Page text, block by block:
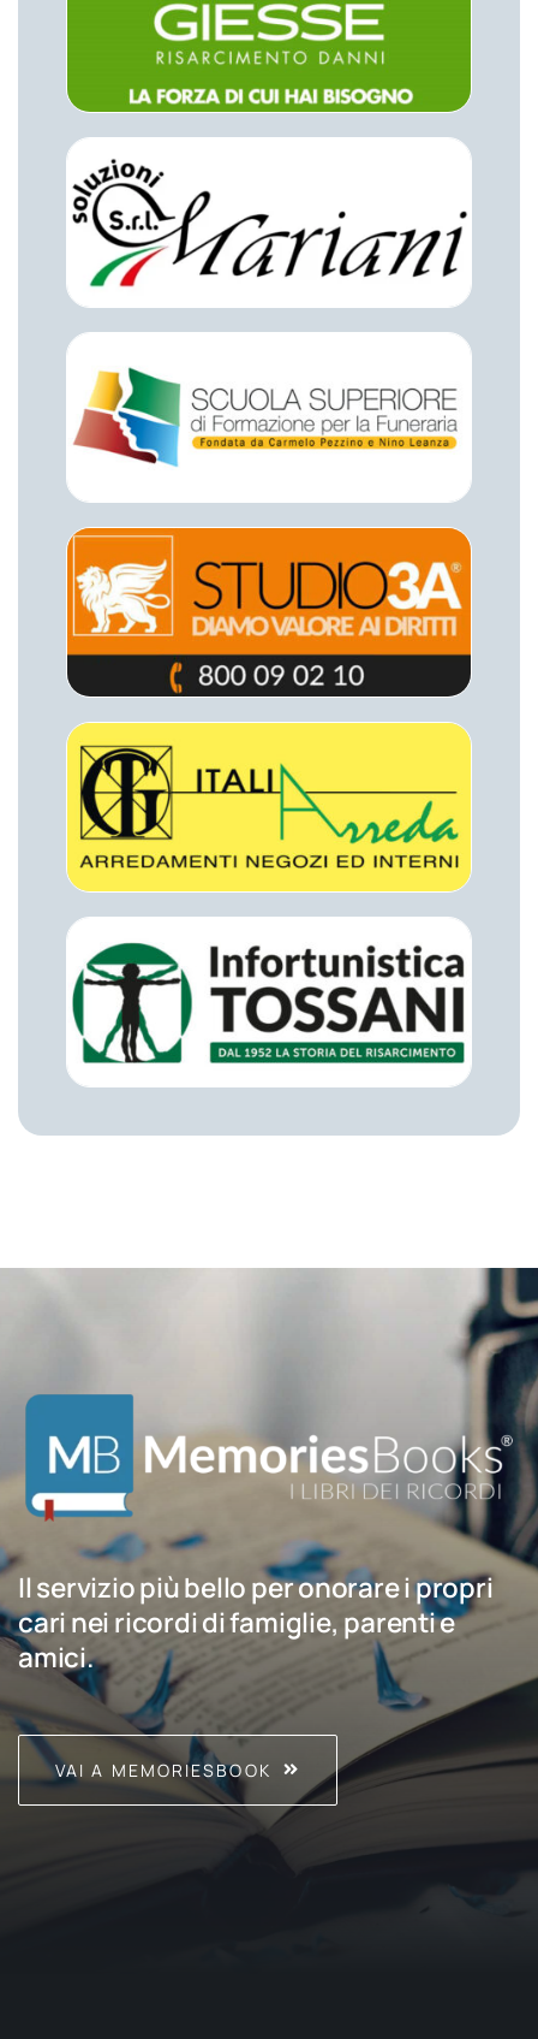
Il servizio più bello per onorare i propri
cari nei ricordi di famiglie, parenti e
amici.
VAI A MEMORIESBOOK